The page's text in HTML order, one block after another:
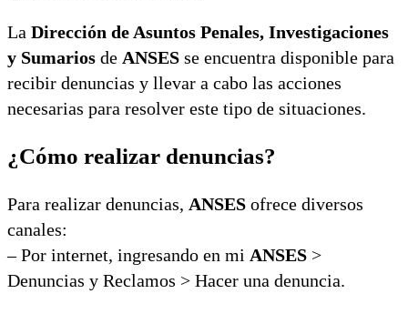
La Dirección de Asuntos Penales, Investigaciones
y Sumarios de ANSES se encuentra disponible para
recibir denuncias y llevar a cabo las acciones
necesarias para resolver este tipo de situaciones.
¿Cómo realizar denuncias?
Para realizar denuncias, ANSES ofrece diversos
canales:
– Por internet, ingresando en mi ANSES >
Denuncias y Reclamos > Hacer una denuncia.